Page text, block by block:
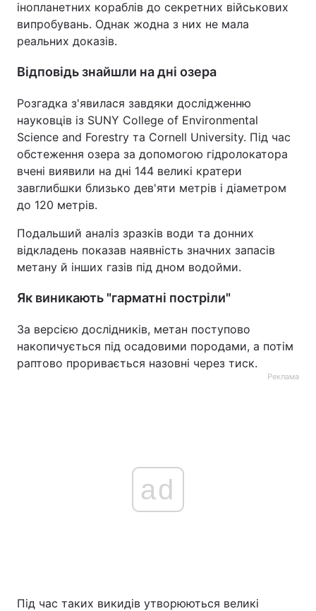
інопланетних кораблів до секретних військових
випробувань. Однак жодна з них не мала
реальних доказів.
Відповідь знайшли на дні озера
Розгадка з'явилася завдяки дослідженню
науковців із SUNY College of Environmental
Science and Forestry та Cornell University. Під час
обстеження озера за допомогою гідролокатора
вчені виявили на дні 144 великі кратери
завглибшки близько дев'яти метрів і діаметром
до 120 метрів.
Подальший аналіз зразків води та донних
відкладень показав наявність значних запасів
метану й інших газів під дном водойми.
Як виникають "гарматні постріли"
За версією дослідників, метан поступово
накопичується під осадовими породами, а потім
раптово проривається назовні через тиск.
Реклама
ad
Під час таких викидів утворюються великі